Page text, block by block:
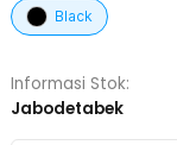
Black
Informasi Stok:
Jabodetabek